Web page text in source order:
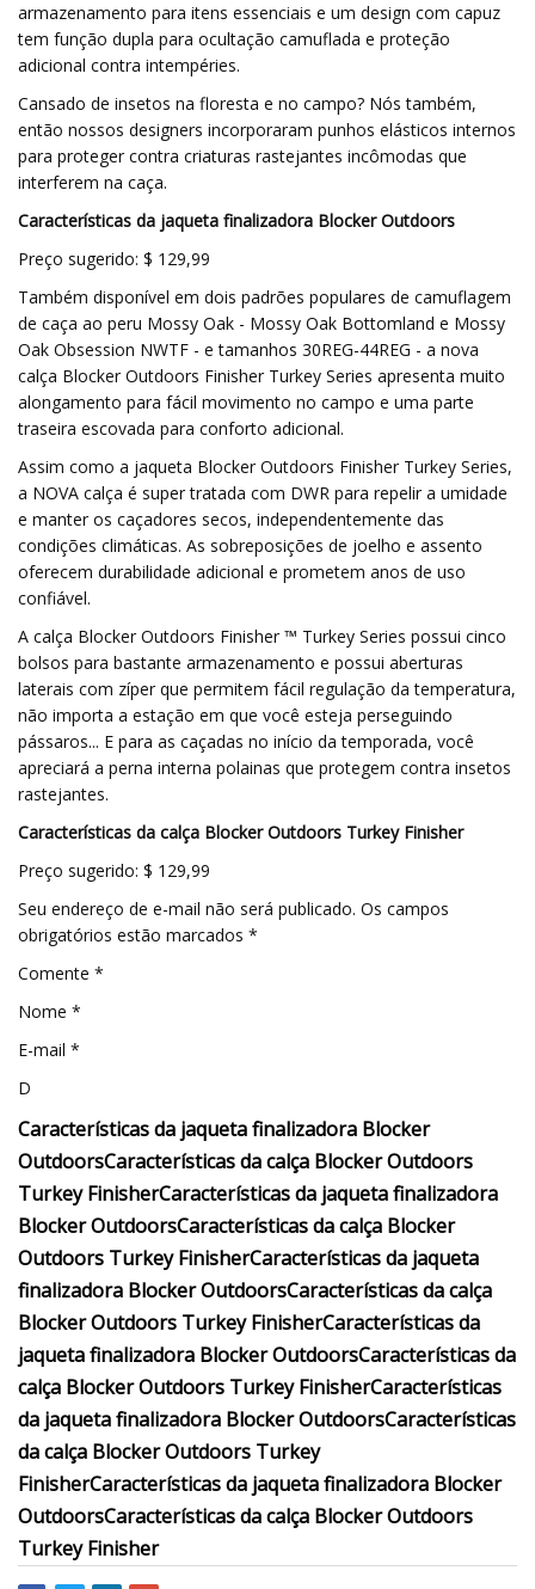
armazenamento para itens essenciais e um design com capuz
tem função dupla para ocultação camuflada e proteção
adicional contra intempéries.
Cansado de insetos na floresta e no campo? Nós também,
então nossos designers incorporaram punhos elásticos internos
para proteger contra criaturas rastejantes incômodas que
interferem na caça.
Características da jaqueta finalizadora Blocker Outdoors
Preço sugerido: $ 129,99
Também disponível em dois padrões populares de camuflagem
de caça ao peru Mossy Oak - Mossy Oak Bottomland e Mossy
Oak Obsession NWTF - e tamanhos 30REG-44REG - a nova
calça Blocker Outdoors Finisher Turkey Series apresenta muito
alongamento para fácil movimento no campo e uma parte
traseira escovada para conforto adicional.
Assim como a jaqueta Blocker Outdoors Finisher Turkey Series,
a NOVA calça é super tratada com DWR para repelir a umidade
e manter os caçadores secos, independentemente das
condições climáticas. As sobreposições de joelho e assento
oferecem durabilidade adicional e prometem anos de uso
confiável.
A calça Blocker Outdoors Finisher ™ Turkey Series possui cinco
bolsos para bastante armazenamento e possui aberturas
laterais com zíper que permitem fácil regulação da temperatura,
não importa a estação em que você esteja perseguindo
pássaros... E para as caçadas no início da temporada, você
apreciará a perna interna polainas que protegem contra insetos
rastejantes.
Características da calça Blocker Outdoors Turkey Finisher
Preço sugerido: $ 129,99
Seu endereço de e-mail não será publicado. Os campos
obrigatórios estão marcados *
Comente *
Nome *
E-mail *
D
Características da jaqueta finalizadora Blocker
OutdoorsCaracterísticas da calça Blocker Outdoors
Turkey FinisherCaracterísticas da jaqueta finalizadora
Blocker OutdoorsCaracterísticas da calça Blocker
Outdoors Turkey FinisherCaracterísticas da jaqueta
finalizadora Blocker OutdoorsCaracterísticas da calça
Blocker Outdoors Turkey FinisherCaracterísticas da
jaqueta finalizadora Blocker OutdoorsCaracterísticas da
calça Blocker Outdoors Turkey FinisherCaracterísticas
da jaqueta finalizadora Blocker OutdoorsCaracterísticas
da calça Blocker Outdoors Turkey
FinisherCaracterísticas da jaqueta finalizadora Blocker
OutdoorsCaracterísticas da calça Blocker Outdoors
Turkey Finisher